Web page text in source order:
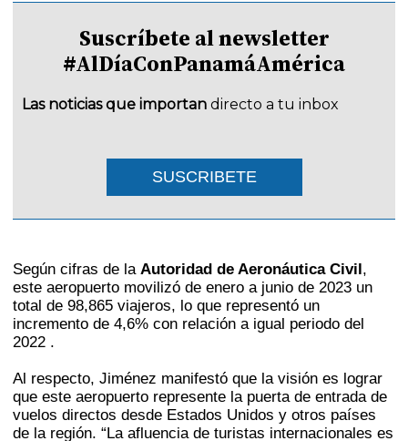
Suscríbete al newsletter
#AlDíaConPanamáAmérica
Las noticias que importan directo a tu inbox
SUSCRIBETE
Según cifras de laAutoridad de Aeronáutica Civil,
este aeropuerto movilizó de enero a junio de 2023 un
total de 98,865 viajeros, lo que representó un
incremento de 4,6% con relación a igual periodo del
2022 .
Al respecto, Jiménez manifestó que la visión es lograr
que este aeropuerto represente la puerta de entrada de
vuelos directos desde Estados Unidos y otros países
de la región. “La afluencia de turistas internacionales es